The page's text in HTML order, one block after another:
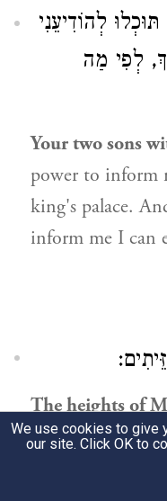
לְהוֹדִיעֵנִי
לְפִי מַה
Your two sons
power to inform
king's palace.
inform me I can
The heights of
Olives.
We use cookies to give
our site. Click OK to